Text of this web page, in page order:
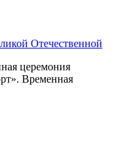
Отечественной
церемония
Временная